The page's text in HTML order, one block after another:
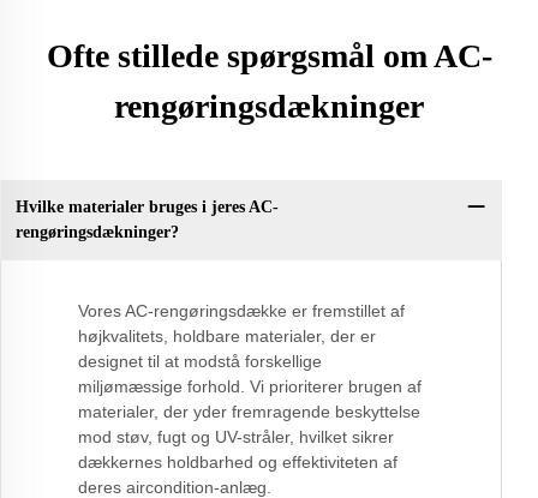
Ofte stillede spørgsmål om AC-
rengøringsdækninger
Hvilke materialer bruges i jeres AC-
rengøringsdækninger?
Vores AC-rengøringsdække er fremstillet af
højkvalitets, holdbare materialer, der er
designet til at modstå forskellige
miljømæssige forhold. Vi prioriterer brugen af
materialer, der yder fremragende beskyttelse
mod støv, fugt og UV-stråler, hvilket sikrer
dækkernes holdbarhed og effektiviteten af ​​
deres aircondition-anlæg.